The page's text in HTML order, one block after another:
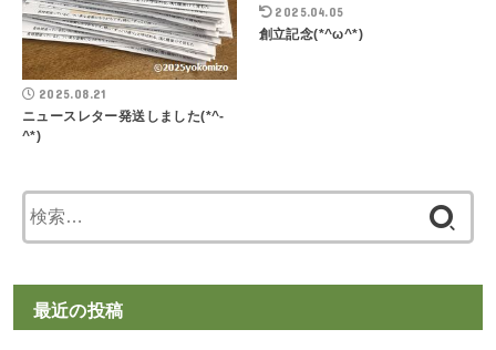
2025.08.21
ニュースレター発送しました(*^-
^*)
2025.04.05
創立記念(*^ω^*)
最近の投稿